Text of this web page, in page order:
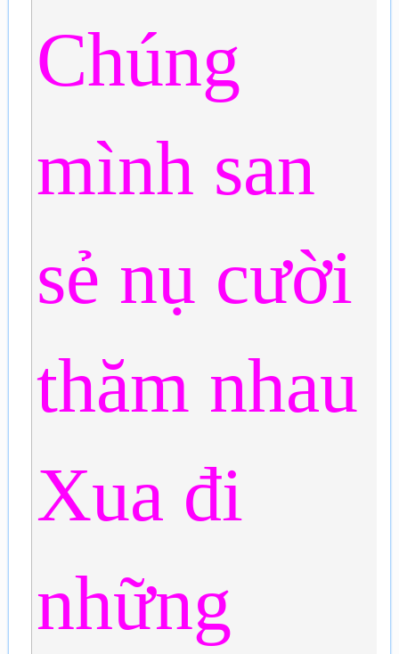
Chúng
mình san
sẻ nụ cười
thăm nhau
Xua đi
những